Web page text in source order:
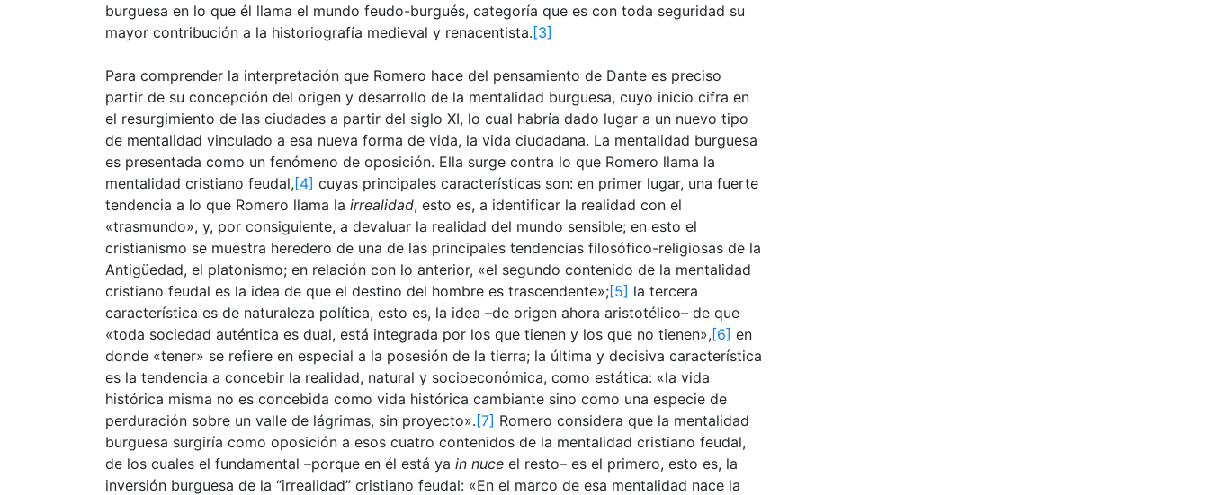
burguesa en lo que él llama el mundo feudo-burgués, categoría que es con toda seguridad su
mayor contribución a la historiografía medieval y renacentista.[3]
Para comprender la interpretación que Romero hace del pensamiento de Dante es preciso
partir de su concepción del origen y desarrollo de la mentalidad burguesa, cuyo inicio cifra en
el resurgimiento de las ciudades a partir del siglo XI, lo cual habría dado lugar a un nuevo tipo
de mentalidad vinculado a esa nueva forma de vida, la vida ciudadana. La mentalidad burguesa
es presentada como un fenómeno de oposición. Ella surge contra lo que Romero llama la
mentalidad cristiano feudal,[4] cuyas principales características son: en primer lugar, una fuerte
tendencia a lo que Romero llama la irrealidad, esto es, a identificar la realidad con el
«trasmundo», y, por consiguiente, a devaluar la realidad del mundo sensible; en esto el
cristianismo se muestra heredero de una de las principales tendencias filosófico-religiosas de la
Antigüedad, el platonismo; en relación con lo anterior, «el segundo contenido de la mentalidad
cristiano feudal es la idea de que el destino del hombre es trascendente»;[5] la tercera
característica es de naturaleza política, esto es, la idea –de origen ahora aristotélico– de que
«toda sociedad auténtica es dual, está integrada por los que tienen y los que no tienen»,[6] en
donde «tener» se refiere en especial a la posesión de la tierra; la última y decisiva característica
es la tendencia a concebir la realidad, natural y socioeconómica, como estática: «la vida
histórica misma no es concebida como vida histórica cambiante sino como una especie de
perduración sobre un valle de lágrimas, sin proyecto».[7] Romero considera que la mentalidad
burguesa surgiría como oposición a esos cuatro contenidos de la mentalidad cristiano feudal,
de los cuales el fundamental –porque en él está ya in nuce el resto– es el primero, esto es, la
inversión burguesa de la “irrealidad” cristiano feudal: «En el marco de esa mentalidad nace la